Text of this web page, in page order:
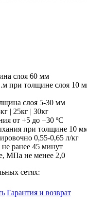
слоя 60 мм
при толщине слоя 10
слоя 5-30 мм
| 25кг | 30кг
от +5 до +30 ºС
при толщине 10
0,55-0,65 л/кг
ранее 45 минут
МПа не менее 2,0
сетях:
Гарантия и возврат